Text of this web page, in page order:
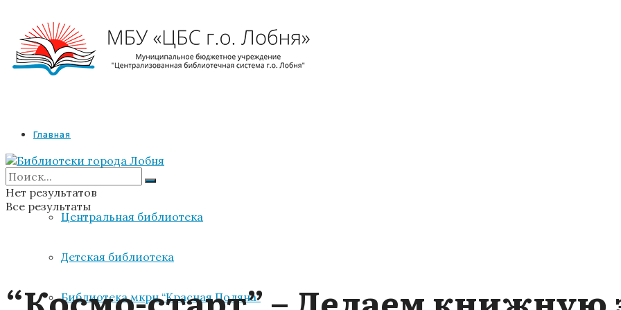
Главная
Библиотеки
Центральная библиотека
Детская библиотека
Библиотека мкрн “Красная Поляна”
Нет результатов
Все результаты